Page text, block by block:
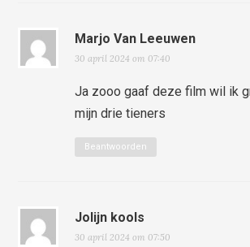
Marjo Van Leeuwen
30 april 2024 om 07:40
Ja zooo gaaf deze film wil ik
mijn drie tieners
Beantwoorden
Jolijn kools
30 april 2024 om 07:50